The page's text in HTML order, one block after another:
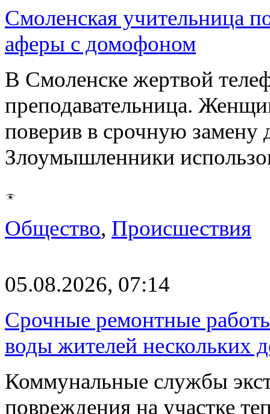
Смоленская учительница
аферы с домофоном
В Смоленске жертвой
преподавательница.
поверив в срочную замену
Злоумышленники
Общество, Происшествия
05.08.2026, 07:14
Срочные ремонтные работы
воды жителей нескольких
Коммунальные службы
повреждения на участке